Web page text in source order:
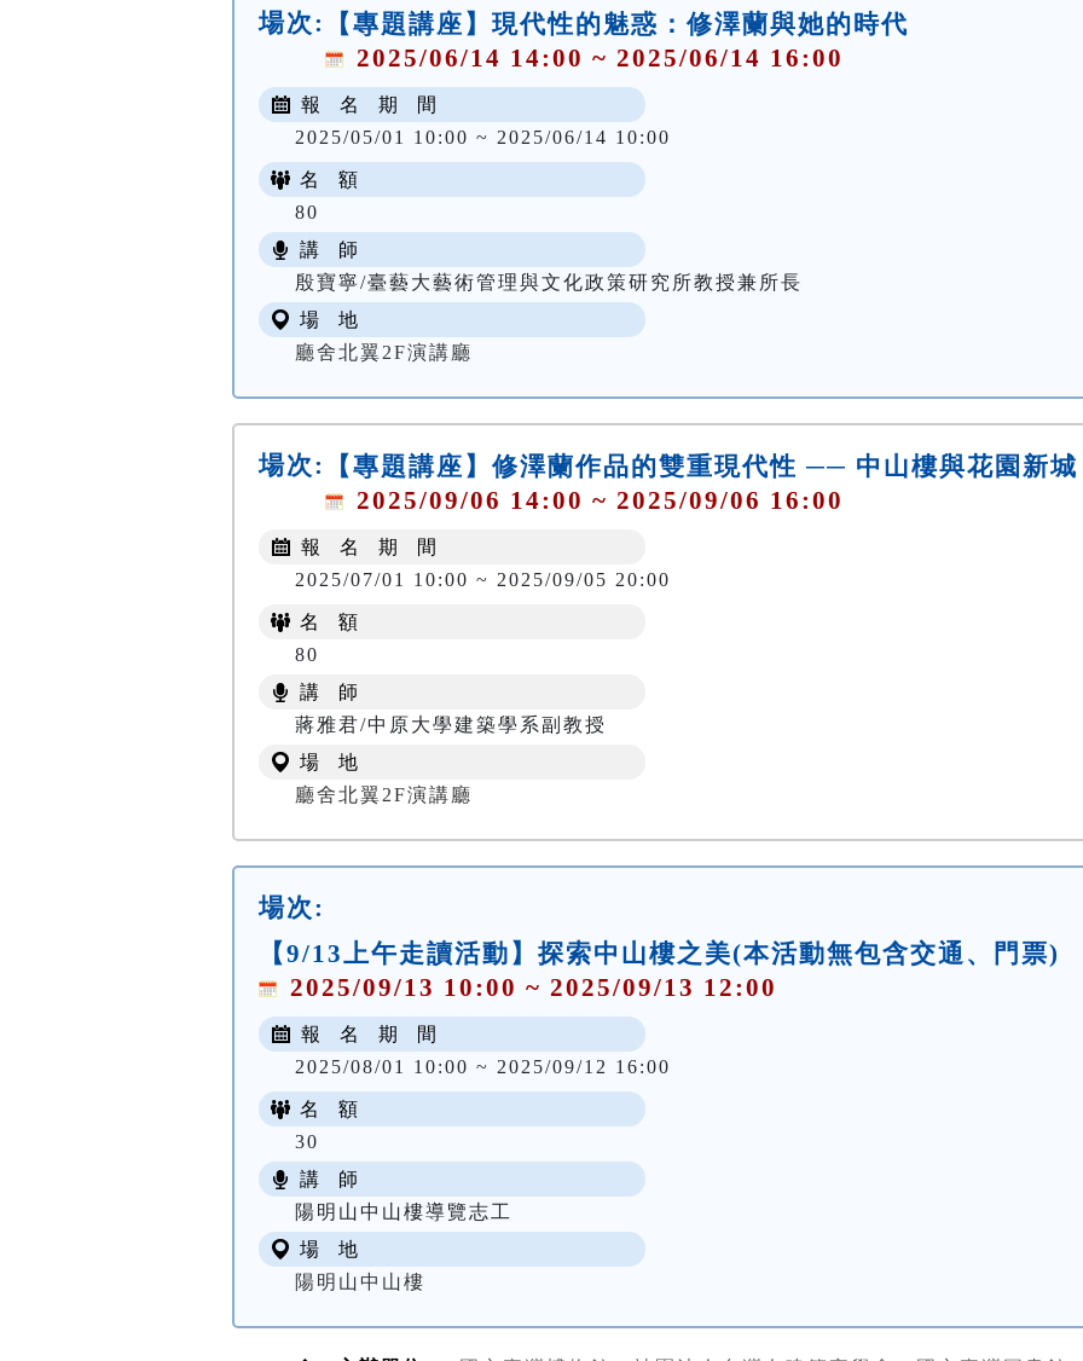
場次:
【專題講座】現代性的魅惑：修澤蘭與她的時代
2025/06/14 14:00 ~ 2025/06/14 16:00
報 名 期 間
2025/05/01 10:00 ~ 2025/06/14 10:00
名 額
80
講 師
殷寶寧/臺藝大藝術管理與文化政策研究所教授兼所長
場 地
廳舍北翼2F演講廳
場次:
【專題講座】修澤蘭作品的雙重現代性 ── 中山樓與花園新城
2025/09/06 14:00 ~ 2025/09/06 16:00
報 名 期 間
2025/07/01 10:00 ~ 2025/09/05 20:00
名 額
80
講 師
蔣雅君/中原大學建築學系副教授
場 地
廳舍北翼2F演講廳
場次:
【9/13上午走讀活動】探索中山樓之美(本活動無包含交通、門票)
2025/09/13 10:00 ~ 2025/09/13 12:00
報 名 期 間
2025/08/01 10:00 ~ 2025/09/12 16:00
名 額
30
講 師
陽明山中山樓導覽志工
場 地
陽明山中山樓